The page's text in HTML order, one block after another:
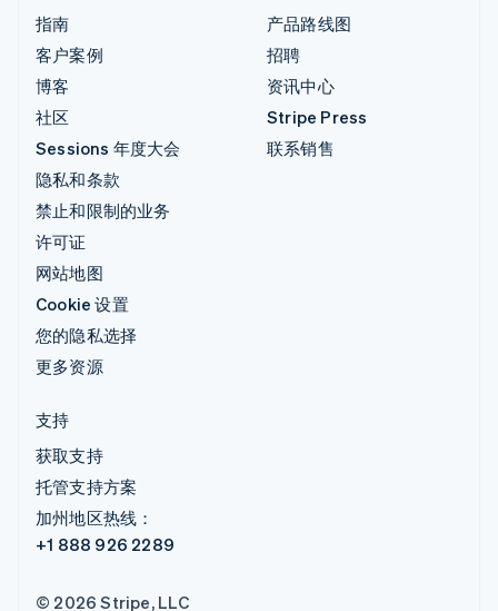
指南
客户案例
博客
社区
Sessions 年度大会
隐私和条款
禁止和限制的业务
许可证
网站地图
Cookie 设置
您的隐私选择
更多资源
产品路线图
招聘
资讯中心
Stripe Press
联系销售
支持
获取支持
托管支持方案
加州地区热线：
+1 888 926 2289
© 2026 Stripe, LLC